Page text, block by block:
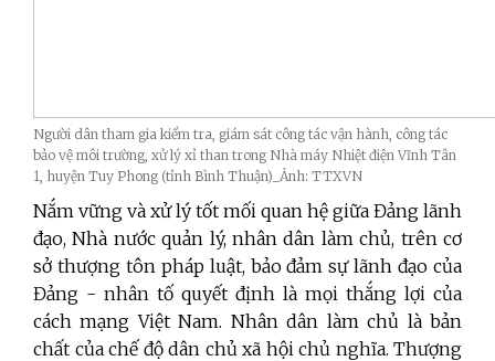
Người dân tham gia kiểm tra, giám sát công tác vận hành, công tác
bảo vệ môi trường, xử lý xỉ than trong Nhà máy Nhiệt điện Vĩnh Tân
1, huyện Tuy Phong (tỉnh Bình Thuận)_Ảnh: TTXVN
Nắm vững và xử lý tốt mối quan hệ giữa Đảng lãnh
đạo, Nhà nước quản lý, nhân dân làm chủ, trên cơ
sở thượng tôn pháp luật, bảo đảm sự lãnh đạo của
Đảng - nhân tố quyết định là mọi thắng lợi của
cách mạng Việt Nam. Nhân dân làm chủ là bản
chất của chế độ dân chủ xã hội chủ nghĩa. Thượng